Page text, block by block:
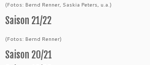
(Fotos: Bernd Renner, Saskia Peters, u.a.)
Saison 21/22
(Fotos: Bernd Renner)
Saison 20/21